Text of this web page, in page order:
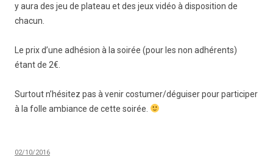
y aura des jeu de plateau et des jeux vidéo à disposition de
chacun.
Le prix d’une adhésion à la soirée (pour les non adhérents)
étant de 2€.
Surtout n’hésitez pas à venir costumer/déguiser pour participer
à la folle ambiance de cette soirée.
02/10/2016